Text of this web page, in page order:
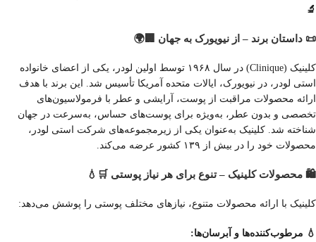
🔬
📜 داستان برند – از نیویورک به جهان 🏢🌍
کلینیک (Clinique) در سال ۱۹۶۸ توسط اولین لودر، یکی از اعضای خانواده
استی لودر، در نیویورک، ایالات متحده آمریکا تأسیس شد. این برند با هدف
ارائه محصولات مراقبت از پوست، آرایشی و عطر با فرمولاسیون‌های
تخصصی و بدون عطر، به‌ویژه برای پوست‌های حساس، به‌سرعت در جهان
شناخته شد. کلینیک به‌عنوان یکی از زیرمجموعه‌های شرکت استی لودر،
محصولات خود را در بیش از ۱۳۹ کشور عرضه می‌کند.
🛍️ محصولات کلینیک – تنوع برای هر نیاز پوستی 🛒💧
کلینیک با ارائه محصولات متنوع، نیازهای مختلف پوستی را پوشش می‌دهد:
💧 مرطوب‌کننده‌ها و آبرسان‌ها: